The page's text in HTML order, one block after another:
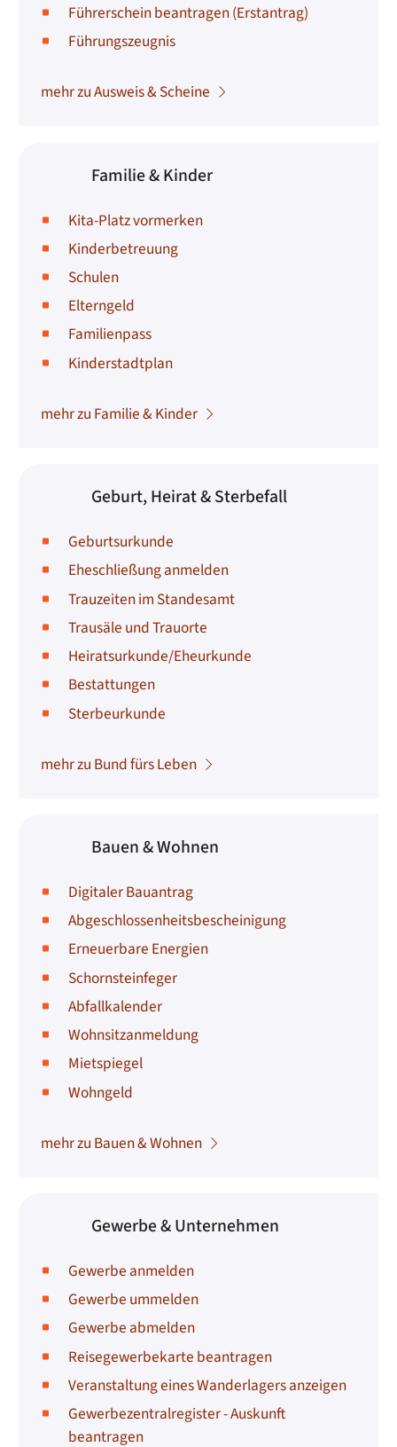
Führerschein beantragen (Erstantrag)
Führungszeugnis
mehr zu Ausweis & Scheine
Familie & Kinder
Kita-Platz vormerken
Kinderbetreuung
Schulen
Elterngeld
Familienpass
Kinderstadtplan
mehr zu Familie & Kinder
Geburt, Heirat & Sterbefall
Geburtsurkunde
Eheschließung anmelden
Trauzeiten im Standesamt
Trausäle und Trauorte
Heiratsurkunde/Eheurkunde
Bestattungen
Sterbeurkunde
mehr zu Bund fürs Leben
Bauen & Wohnen
Digitaler Bauantrag
Abgeschlossenheitsbescheinigung
Erneuerbare Energien
Schornsteinfeger
Abfallkalender
Wohnsitzanmeldung
Mietspiegel
Wohngeld
mehr zu Bauen & Wohnen
Gewerbe & Unternehmen
Gewerbe anmelden
Gewerbe ummelden
Gewerbe abmelden
Reisegewerbekarte beantragen
Veranstaltung eines Wanderlagers anzeigen
Gewerbezentralregister - Auskunft
beantragen